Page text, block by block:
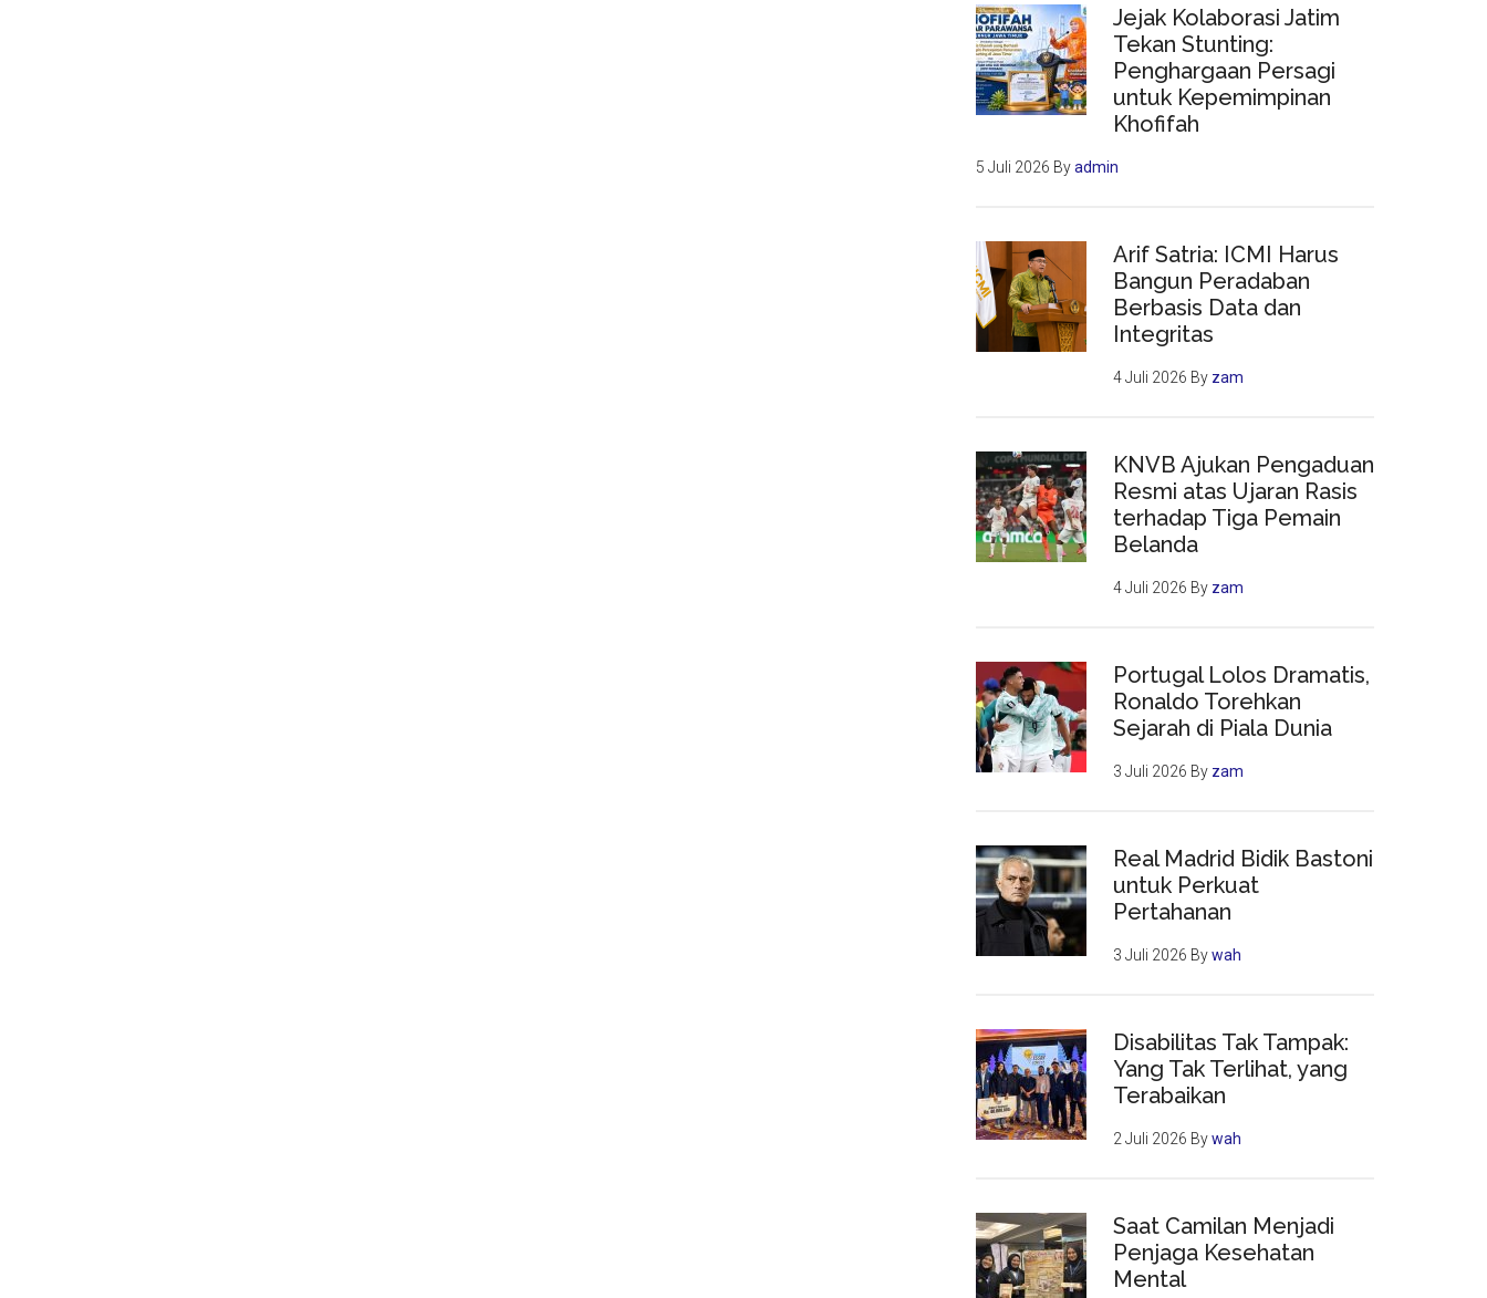
Jejak Kolaborasi Jatim
Tekan Stunting:
Penghargaan Persagi
untuk Kepemimpinan
Khofifah
5 Juli 2026 Byadmin
Arif Satria: ICMI Harus
Bangun Peradaban
Berbasis Data dan
Integritas
4 Juli 2026 By zam
KNVB Ajukan Pengaduan
Resmi atas Ujaran Rasis
terhadap Tiga Pemain
Belanda
4 Juli 2026 By zam
Portugal Lolos Dramatis,
Ronaldo Torehkan
Sejarah di Piala Dunia
3 Juli 2026 By zam
Real Madrid Bidik Bastoni
untuk Perkuat
Pertahanan
3 Juli 2026 Bywah
Disabilitas Tak Tampak:
Yang Tak Terlihat, yang
Terabaikan
2 Juli 2026 Bywah
Saat Camilan Menjadi
Penjaga Kesehatan
Mental